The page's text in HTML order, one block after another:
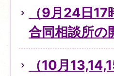
（9月24日
合同相談所の
（10月